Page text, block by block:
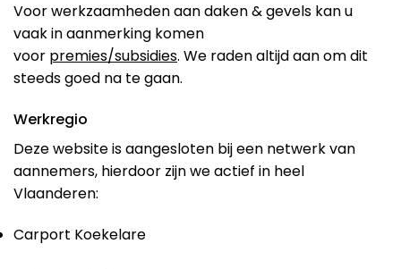
Voor werkzaamheden aan daken & gevels kan u
vaak in aanmerking komen
voor premies/subsidies. We raden altijd aan om dit
steeds goed na te gaan.
Werkregio
Deze website is aangesloten bij een netwerk van
aannemers, hierdoor zijn we actief in heel
Vlaanderen:
Carport Koekelare